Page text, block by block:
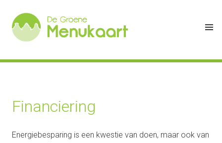
Financiering
Energiebesparing is een kwestie van doen, maar ook van